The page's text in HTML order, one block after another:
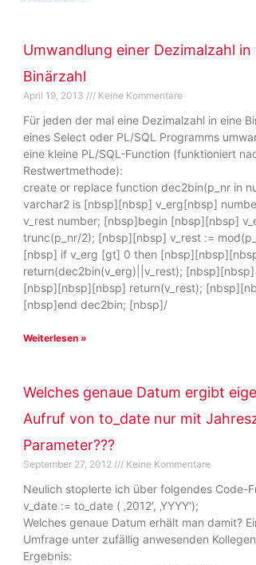
Umwandlung einer Dezimalzahl in
Binärzahl
April 19, 2013 Keine Kommentare
Für jeden der mal eine Dezimalzahl in eine
eines Select oder PL/SQL Programms
eine kleine PL/SQL-Function (funktioniert
Restwertmethode):
create or replace function dec2bin(p_nr in
varchar2 is [nbsp][nbsp] v_erg[nbsp]
v_rest number; [nbsp]begin [nbsp][nbsp]
trunc(p_nr/2); [nbsp][nbsp] v_rest :=
[nbsp] if v_erg [gt] 0 then
return(dec2bin(v_erg)||v_rest);
[nbsp][nbsp][nbsp] return(v_rest);
[nbsp]end dec2bin; [nbsp]/
Weiterlesen »
Welches genaue Datum ergibt
Aufruf von to_date nur mit
Parameter???
September 27, 2012 Keine Kommentare
Neulich stoplerte ich über folgendes Code-
v_date := to_date ( ‚2012‘, ‚YYYY‘);
Welches genaue Datum erhält man damit?
Umfrage unter zufällig anwesenden
Ergebnis: